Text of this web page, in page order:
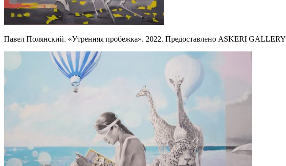
Павел Полянский. «Утренняя пробежка». 2022. Предоставлено ASKERI GALLERY